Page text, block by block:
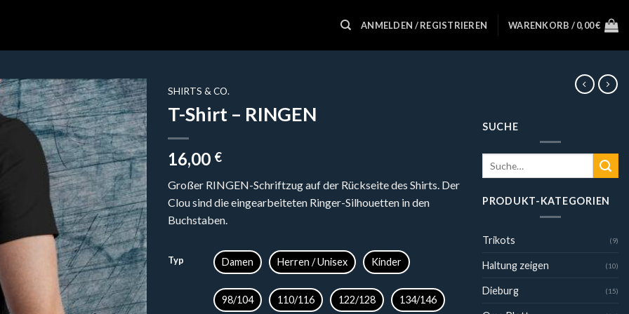
ANMELDEN / REGISTRIEREN WARENKORB /0,00€
SHIRTS & CO.
T-Shirt – RINGEN
16,00 €
Großer RINGEN-Schriftzug auf der Rückseite des Shirts. Der
Clou sind die eingearbeiteten Ringer-Silhouetten in den
Buchstaben.
Typ Damen Herren / Unisex Kinder
98/104 110/116 122/128 134/146
SUCHE
PRODUKT-KATEGORIEN
Trikots (9)
Haltung zeigen (10)
Dieburg (15)